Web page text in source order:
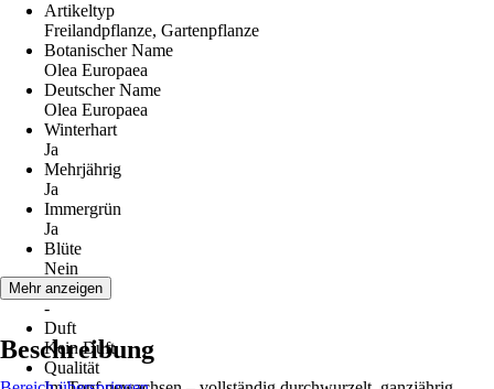
Artikeltyp
Freilandpflanze, Gartenpflanze
Botanischer Name
Olea Europaea
Deutscher Name
Olea Europaea
Winterhart
Ja
Mehrjährig
Ja
Immergrün
Ja
Blüte
Nein
Blütezeit
-
Duft
Kein Duft
Qualität
Mehr anzeigen
Beschreibung